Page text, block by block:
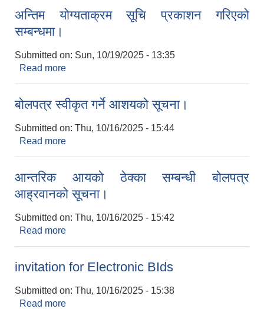
अन्तिम योग्यताक्रम सूचि प्रकाशन गरिएको
सम्बन्धमा।
Submitted on: Sun, 10/19/2025 - 13:35
Read more
बोलपत्र स्वीकृत गर्ने आशयको सूचना।
Submitted on: Thu, 10/16/2025 - 15:44
Read more
आन्तरिक आयको ठेक्का सम्बन्धी बोलपत्र
आह्रवानको सूचना।
Submitted on: Thu, 10/16/2025 - 15:42
Read more
invitation for Electronic BIds
Submitted on: Thu, 10/16/2025 - 15:38
Read more